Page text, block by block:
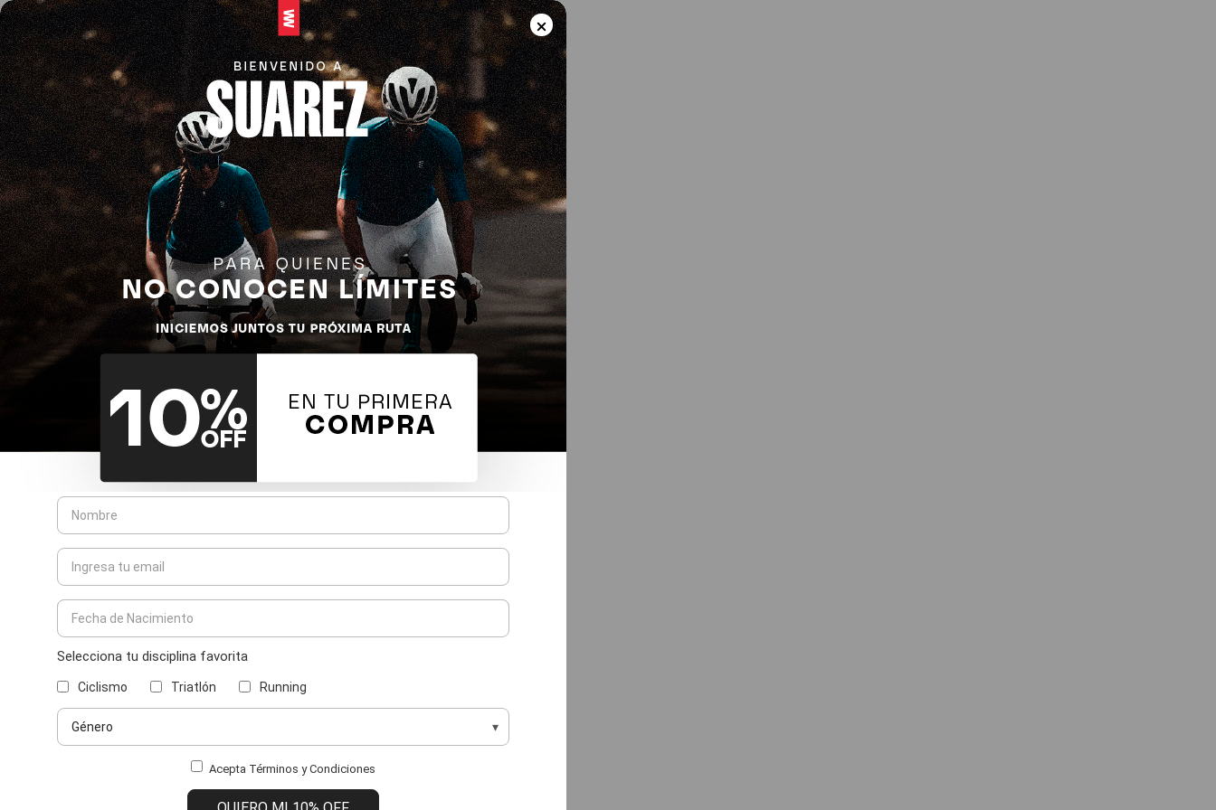
Selecciona tu disciplina favorita
Ciclismo Triatlón Running
Acepta Términos y Condiciones